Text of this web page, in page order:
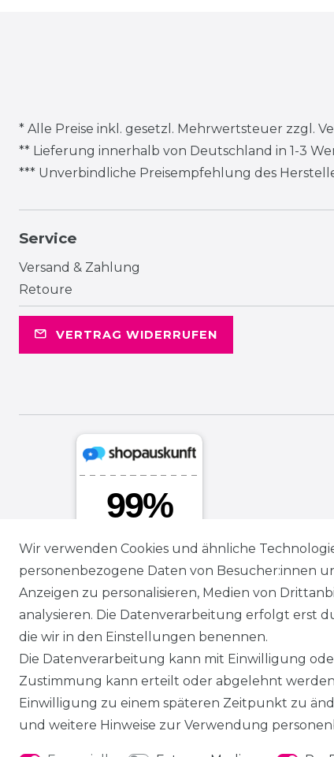
* Alle Preise inkl. gesetzl. Mehrwertsteuer zzgl.
** Lieferung innerhalb von Deutschland in 1-3
*** Unverbindliche Preisempfehlung des
Service
Versand & Zahlung
Retoure
VERTRAG WIDERRUFEN
Wir verwenden Cookies und ähnliche
personenbezogene Daten von Besucher:innen
Anzeigen zu personalisieren, Medien von
analysieren. Die Datenverarbeitung erfolgt erst
die wir in den Einstellungen benennen.
Die Datenverarbeitung kann mit Einwilligung
Zustimmung kann erteilt oder abgelehnt
Einwilligung zu einem späteren Zeitpunkt zu
und weitere Hinweise zur Verwendung